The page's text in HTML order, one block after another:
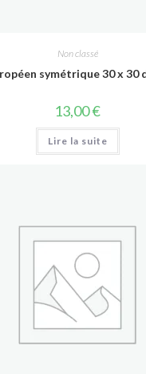
Non classé
symétrique 30 x 30
13,00€
Lire la suite